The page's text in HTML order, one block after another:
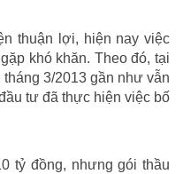
thuận lợi, hiện nay việc
khó khăn. Theo đó, tại
3/2013 gần như vẫn
tư đã thực hiện việc bố
tỷ đồng, nhưng gói thầu